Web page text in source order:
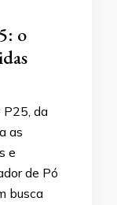
o
P25, da
as
e
de Pó
busca